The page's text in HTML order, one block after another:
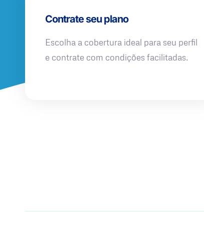
Contrate seu plano
Escolha a cobertura ideal para seu perfil
e contrate com condições facilitadas.